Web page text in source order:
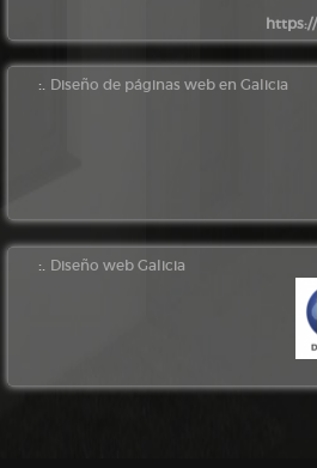
:. Diseño de páginas web en Galicia
:. Diseño web Galicia